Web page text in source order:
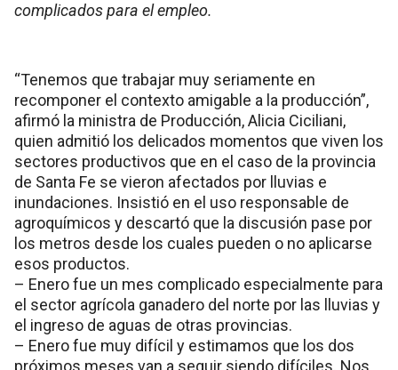
complicados para el empleo.
“Tenemos que trabajar muy seriamente en
recomponer el contexto amigable a la producción”,
afirmó la ministra de Producción, Alicia Ciciliani,
quien admitió los delicados momentos que viven los
sectores productivos que en el caso de la provincia
de Santa Fe se vieron afectados por lluvias e
inundaciones. Insistió en el uso responsable de
agroquímicos y descartó que la discusión pase por
los metros desde los cuales pueden o no aplicarse
esos productos.
– Enero fue un mes complicado especialmente para
el sector agrícola ganadero del norte por las lluvias y
el ingreso de aguas de otras provincias.
– Enero fue muy difícil y estimamos que los dos
próximos meses van a seguir siendo difíciles. Nos